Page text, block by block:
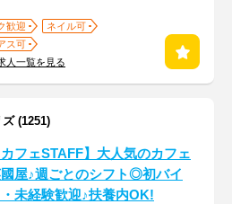
歓迎
ネイル可
ス可
人一覧を見る
(1251)
カフェSTAFF】大人気のカフェ
屋♪週ごとのシフト◎初バイ
・未経験歓迎♪扶養内OK!